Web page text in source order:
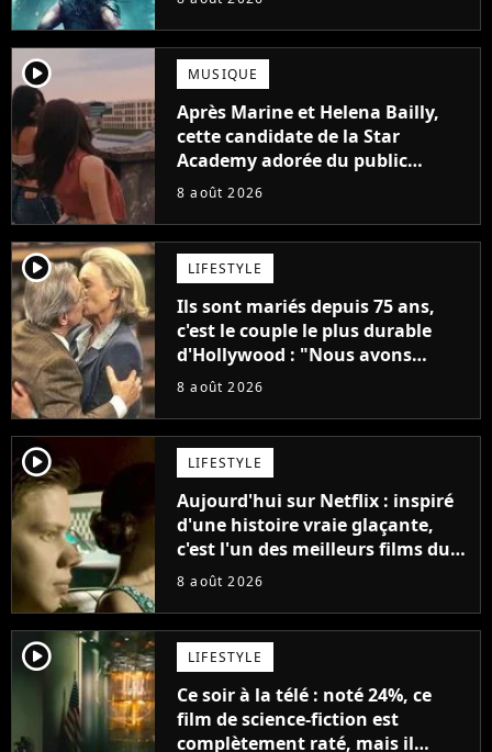
player2 MUSIQUE
Après Marine et Helena Bailly,
cette candidate de la Star
Academy adorée du public
annonce son premier album,
8 août 2026
player2 LIFESTYLE
Ils sont mariés depuis 75 ans,
c'est le couple le plus durable
d'Hollywood : "Nous avons
avancé jour après jour, et les
décennies"
8 août 2026
player2 LIFESTYLE
Aujourd'hui sur Netflix : inspiré
d'une histoire vraie glaçante,
c'est l'un des meilleurs films du
21ème siècle
8 août 2026
player2 LIFESTYLE
Ce soir à la télé : noté 24%, ce
film de science-fiction est
complètement raté, mais il